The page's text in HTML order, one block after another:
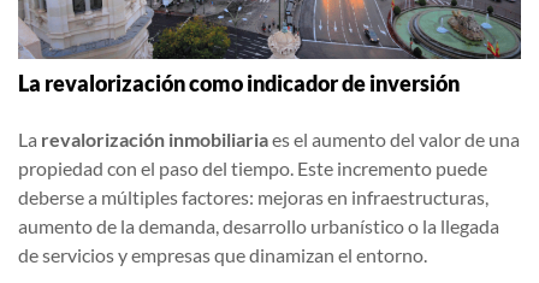
La revalorización como indicador de inversión
La revalorización inmobiliariaes el aumento del valor de una
propiedad con el paso del tiempo. Este incremento puede
deberse a múltiples factores: mejoras en infraestructuras,
aumento de la demanda, desarrollo urbanístico o la llegada
de servicios y empresas que dinamizan el entorno.